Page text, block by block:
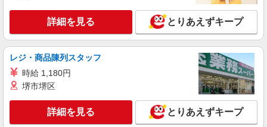
定あり ※給与の希望日払い（週払い）制度あり ＜
月収例＞ ＊月22日勤務の場合 時給1,500円×7.75
時間×22日⇒255,750円＋残業代＋交通費
雇入れ直後：愛知県岡崎市恵田町 変更の範
囲：会社の定める就業場所
キープ 詳細を見る
派遣社員
株式会社綜合キャリアオプション（1314VJ0805G54★80-S-T3）
加工マシンの部品交換/日払いOK
時給1,500円 交通費：既定支給
詳細を見る とりあえずキープ
レジ・商品陳列スタッフ
時給 1,180円
堺市堺区
詳細を見る とりあえずキープ